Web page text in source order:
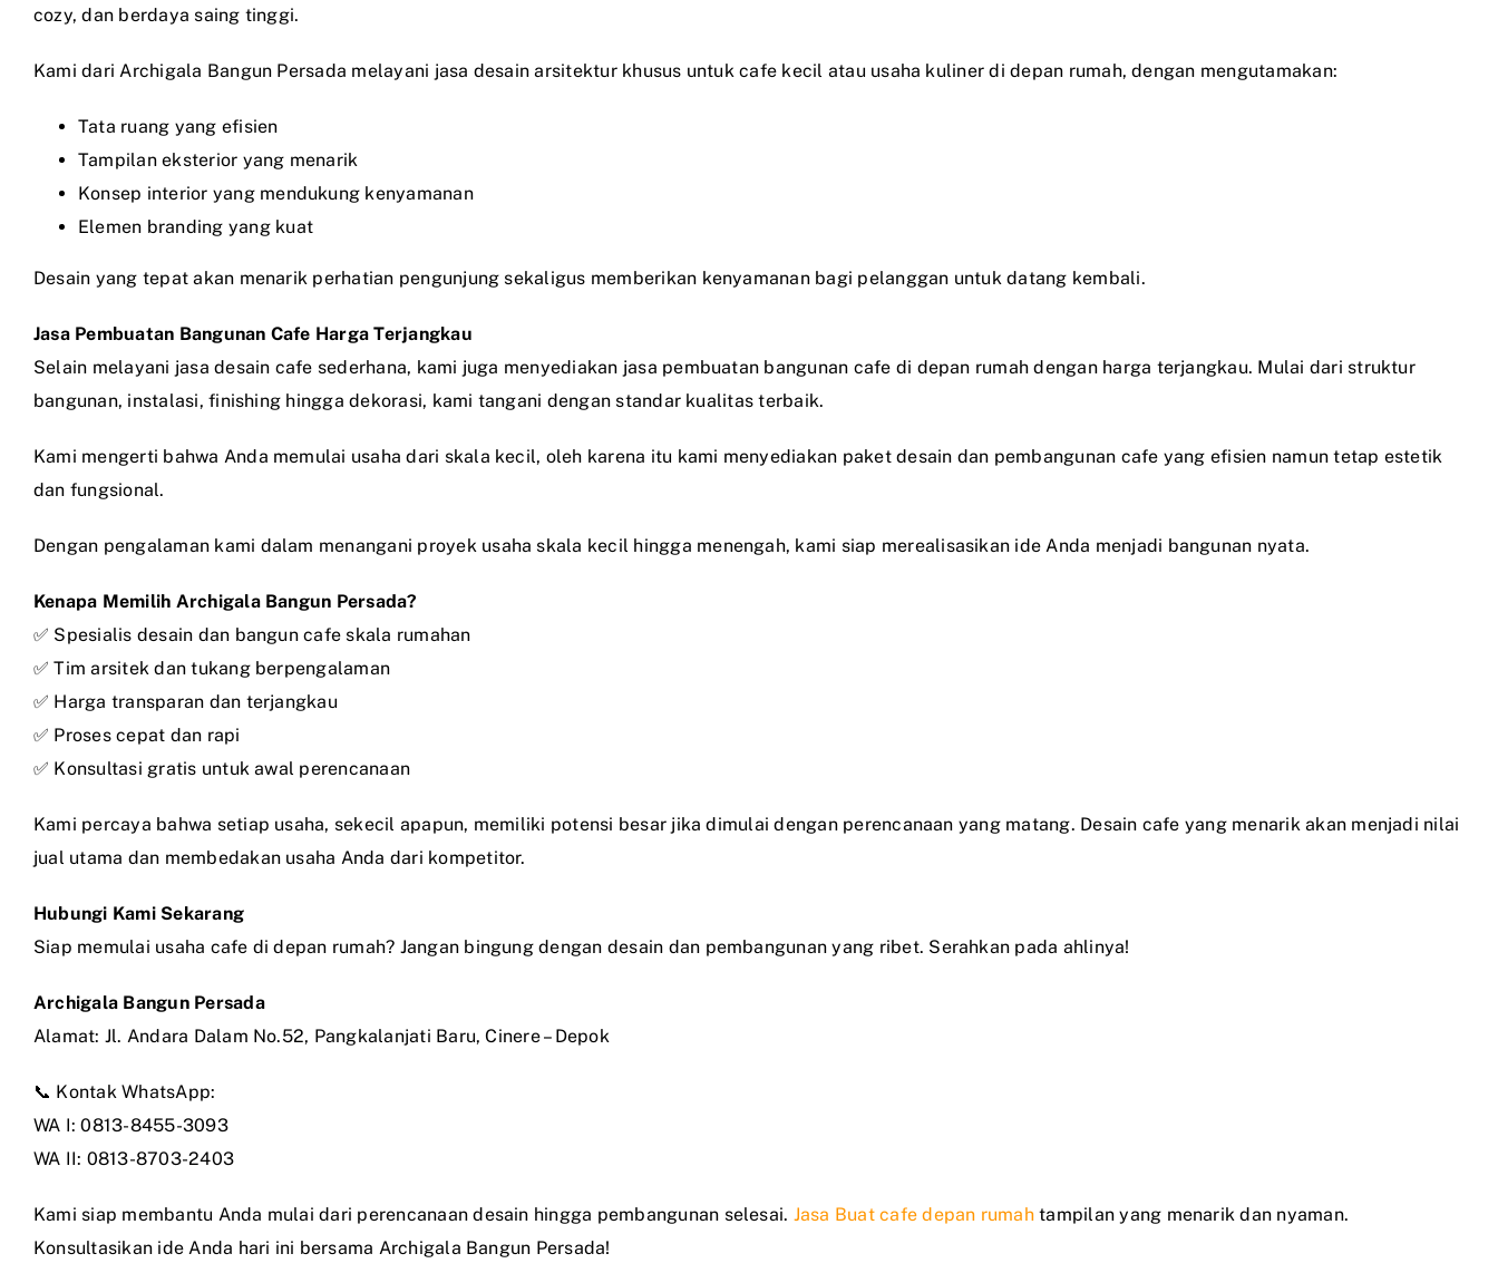
cozy, dan berdaya saing tinggi.
Kami dari Archigala Bangun Persada melayani jasa desain arsitektur khusus untuk cafe kecil atau usaha kuliner di depan rumah, dengan mengutamakan:
Tata ruang yang efisien
Tampilan eksterior yang menarik
Konsep interior yang mendukung kenyamanan
Elemen branding yang kuat
Desain yang tepat akan menarik perhatian pengunjung sekaligus memberikan kenyamanan bagi pelanggan untuk datang kembali.
Jasa Pembuatan Bangunan Cafe Harga Terjangkau
Selain melayani jasa desain cafe sederhana, kami juga menyediakan jasa pembuatan bangunan cafe di depan rumah dengan harga terjangkau. Mulai dari struktur
bangunan, instalasi, finishing hingga dekorasi, kami tangani dengan standar kualitas terbaik.
Kami mengerti bahwa Anda memulai usaha dari skala kecil, oleh karena itu kami menyediakan paket desain dan pembangunan cafe yang efisien namun tetap estetik
dan fungsional.
Dengan pengalaman kami dalam menangani proyek usaha skala kecil hingga menengah, kami siap merealisasikan ide Anda menjadi bangunan nyata.
Kenapa Memilih Archigala Bangun Persada?
✅ Spesialis desain dan bangun cafe skala rumahan
✅ Tim arsitek dan tukang berpengalaman
✅ Harga transparan dan terjangkau
✅ Proses cepat dan rapi
✅ Konsultasi gratis untuk awal perencanaan
Kami percaya bahwa setiap usaha, sekecil apapun, memiliki potensi besar jika dimulai dengan perencanaan yang matang. Desain cafe yang menarik akan menjadi nilai
jual utama dan membedakan usaha Anda dari kompetitor.
Hubungi Kami Sekarang
Siap memulai usaha cafe di depan rumah? Jangan bingung dengan desain dan pembangunan yang ribet. Serahkan pada ahlinya!
Archigala Bangun Persada
Alamat: Jl. Andara Dalam No.52, Pangkalanjati Baru, Cinere – Depok
📞 Kontak WhatsApp:
WA I: 0813-8455-3093
WA II: 0813-8703-2403
Kami siap membantu Anda mulai dari perencanaan desain hingga pembangunan selesai. Jasa Buat cafe depan rumahtampilan yang menarik dan nyaman.
Konsultasikan ide Anda hari ini bersama Archigala Bangun Persada!